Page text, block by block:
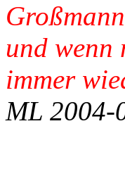
und wenn
immer
ML 2004-